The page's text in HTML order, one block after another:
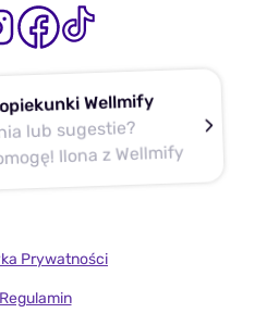
Wellmify
lub sugestie?
Ilona z Wellmify
Prywatności
Regulamin